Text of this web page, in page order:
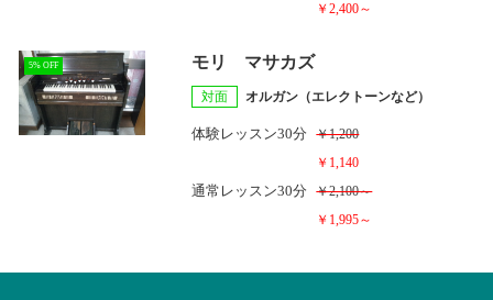
￥2,400～
5% OFF モリ マサカズ
対面 オルガン（エレクトーンなど）
体験レッスン30分
￥1,200
￥1,140
通常レッスン30分
￥2,100～
￥1,995～